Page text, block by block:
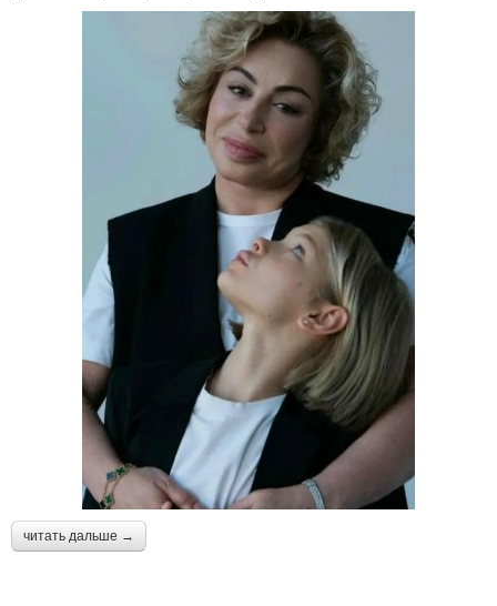
читать дальше →